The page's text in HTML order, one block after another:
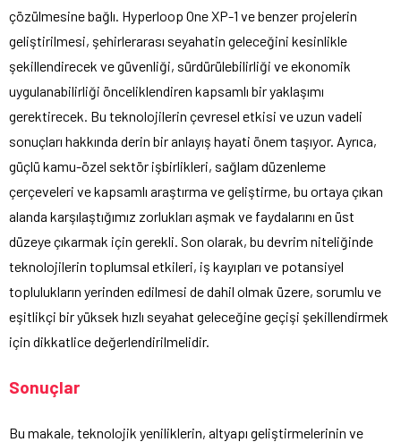
çözülmesine bağlı. Hyperloop One XP-1 ve benzer projelerin
geliştirilmesi, şehirlerarası seyahatin geleceğini kesinlikle
şekillendirecek ve güvenliği, sürdürülebilirliği ve ekonomik
uygulanabilirliği önceliklendiren kapsamlı bir yaklaşımı
gerektirecek. Bu teknolojilerin çevresel etkisi ve uzun vadeli
sonuçları hakkında derin bir anlayış hayati önem taşıyor. Ayrıca,
güçlü kamu-özel sektör işbirlikleri, sağlam düzenleme
çerçeveleri ve kapsamlı araştırma ve geliştirme, bu ortaya çıkan
alanda karşılaştığımız zorlukları aşmak ve faydalarını en üst
düzeye çıkarmak için gerekli. Son olarak, bu devrim niteliğinde
teknolojilerin toplumsal etkileri, iş kayıpları ve potansiyel
toplulukların yerinden edilmesi de dahil olmak üzere, sorumlu ve
eşitlikçi bir yüksek hızlı seyahat geleceğine geçişi şekillendirmek
için dikkatlice değerlendirilmelidir.
Sonuçlar
Bu makale, teknolojik yeniliklerin, altyapı geliştirmelerinin ve